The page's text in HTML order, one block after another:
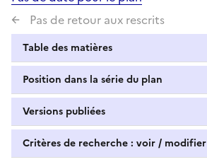
Pas de retour aux rescrits
Table des matières
Position dans la série du plan
Versions publiées
Critères de recherche : voir / modifier